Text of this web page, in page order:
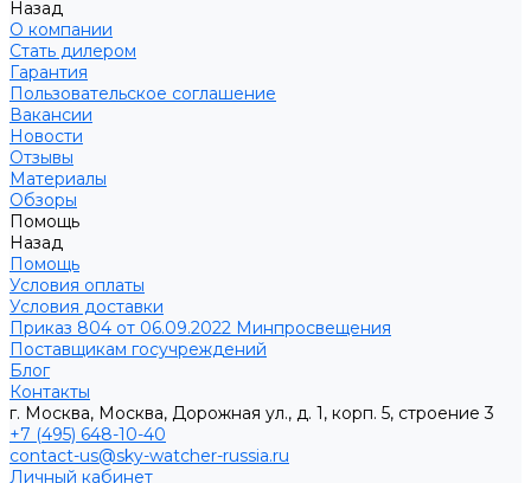
Назад
О компании
Стать дилером
Гарантия
Пользовательское соглашение
Вакансии
Новости
Отзывы
Материалы
Обзоры
Помощь
Назад
Помощь
Условия оплаты
Условия доставки
Приказ 804 от 06.09.2022 Минпросвещения
Поставщикам госучреждений
Блог
Контакты
г. Москва, Москва, Дорожная ул., д. 1, корп. 5, строение 3
+7 (495) 648-10-40
contact-us@sky-watcher-russia.ru
Личный кабинет